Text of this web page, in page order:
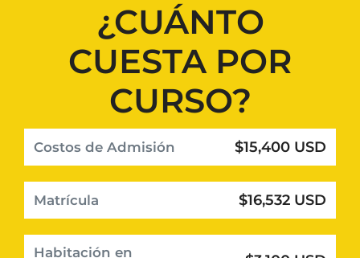
¿CUÁNTO
CUESTA POR
CURSO?
Costos de Admisión $15,400 USD
Matrícula $16,532 USD
Habitación en